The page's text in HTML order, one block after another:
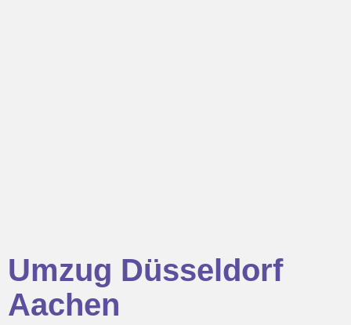
Umzug Düsseldorf
Aachen